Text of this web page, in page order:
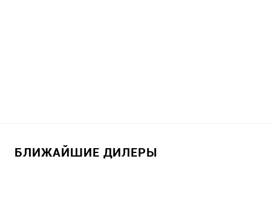
БЛИЖАЙШИЕ ДИЛЕРЫ